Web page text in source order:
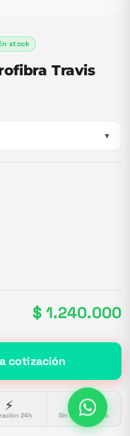
stock
Travis
▼
$ 1.240.000
a cotización
⚡
24h
🔒
Sin compromiso